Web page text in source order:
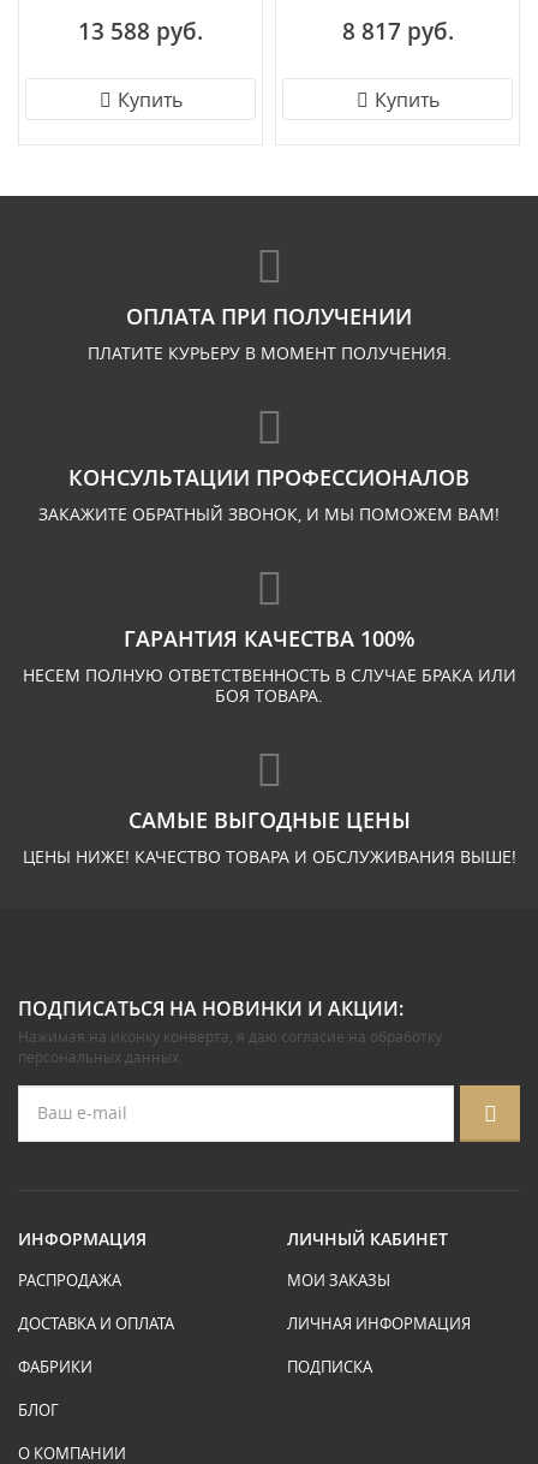
13 588 руб.
Купить
8 817 руб.
Купить
ОПЛАТА ПРИ ПОЛУЧЕНИИ
ПЛАТИТЕ КУРЬЕРУ В МОМЕНТ ПОЛУЧЕНИЯ.
КОНСУЛЬТАЦИИ ПРОФЕССИОНАЛОВ
ЗАКАЖИТЕ ОБРАТНЫЙ ЗВОНОК, И МЫ ПОМОЖЕМ ВАМ!
ГАРАНТИЯ КАЧЕСТВА 100%
НЕСЕМ ПОЛНУЮ ОТВЕТСТВЕННОСТЬ В СЛУЧАЕ БРАКА ИЛИ
БОЯ ТОВАРА.
САМЫЕ ВЫГОДНЫЕ ЦЕНЫ
ЦЕНЫ НИЖЕ! КАЧЕСТВО ТОВАРА И ОБСЛУЖИВАНИЯ ВЫШЕ!
ПОДПИСАТЬСЯ НА НОВИНКИ И АКЦИИ:
Нажимая на иконку конверта, я даю согласие на обработку
персональных данных.
ИНФОРМАЦИЯ
РАСПРОДАЖА
ДОСТАВКА И ОПЛАТА
ФАБРИКИ
БЛОГ
О КОМПАНИИ
ЛИЧНЫЙ КАБИНЕТ
МОИ ЗАКАЗЫ
ЛИЧНАЯ ИНФОРМАЦИЯ
ПОДПИСКА